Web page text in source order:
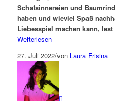
Schafsinnereien und
haben und wieviel Spaß
Liebesspiel machen kann,
Weiterlesen
27. Juli 2022/von Laura Frisina